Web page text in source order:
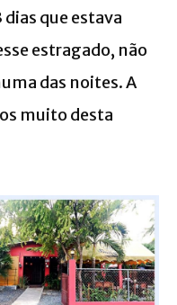
dias que estava
estragado, não
das noites. A
muito desta